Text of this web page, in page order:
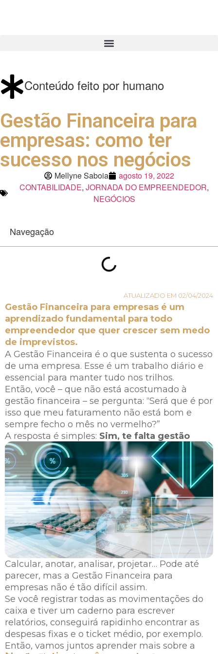
Conteúdo feito por humano
Gestão Financeira para
empresas: como ter
sucesso nos negócios
Mellyne Saboia
agosto 19, 2022
CONTABILIDADE, JORNADA DO EMPREENDEDOR,
NEGÓCIOS
Navegação
ATUALIZADO EM 02/04/2024
Gestão Financeira para empresas é um
aprendizado fundamental para todo
empreendedor que quer crescer sem medo
de imprevistos.
A Gestão Financeira é o que sustenta o sucesso
de uma empresa. Esse é um trabalho diário e
essencial para manter tudo nos trilhos.
Então, você – que não está acostumado à
gestão financeira – se pergunta: “Será que é por
isso que meu faturamento não está bom e
sempre fecho o mês no vermelho?”
A resposta é simples: Sim, te falta gestão
financeira!
Calcular, anotar, analisar, projetar… Pode até
parecer, mas a Gestão Financeira para
empresas não é tão difícil assim.
Se você registrar todas as movimentações do
caixa e tiver um caderno para escrever
relatórios, conseguirá rapidinho encontrar as
despesas fixas e o ticket médio, por exemplo.
Então, vamos juntos aprender mais sobre a